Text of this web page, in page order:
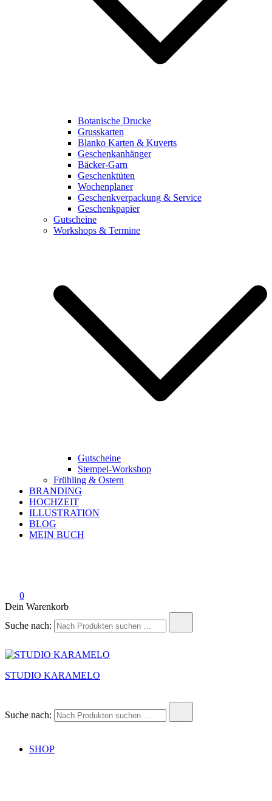
Botanische Drucke
Grusskarten
Blanko Karten & Kuverts
Geschenkanhänger
Bäcker-Garn
Geschenktüten
Wochenplaner
Geschenkverpackung & Service
Geschenkpapier
Gutscheine
Workshops & Termine
Gutscheine
Stempel-Workshop
Frühling & Ostern
BRANDING
HOCHZEIT
ILLUSTRATION
BLOG
MEIN BUCH
0
Dein Warenkorb
Suche nach:
STUDIO KARAMELO
Suche nach:
SHOP